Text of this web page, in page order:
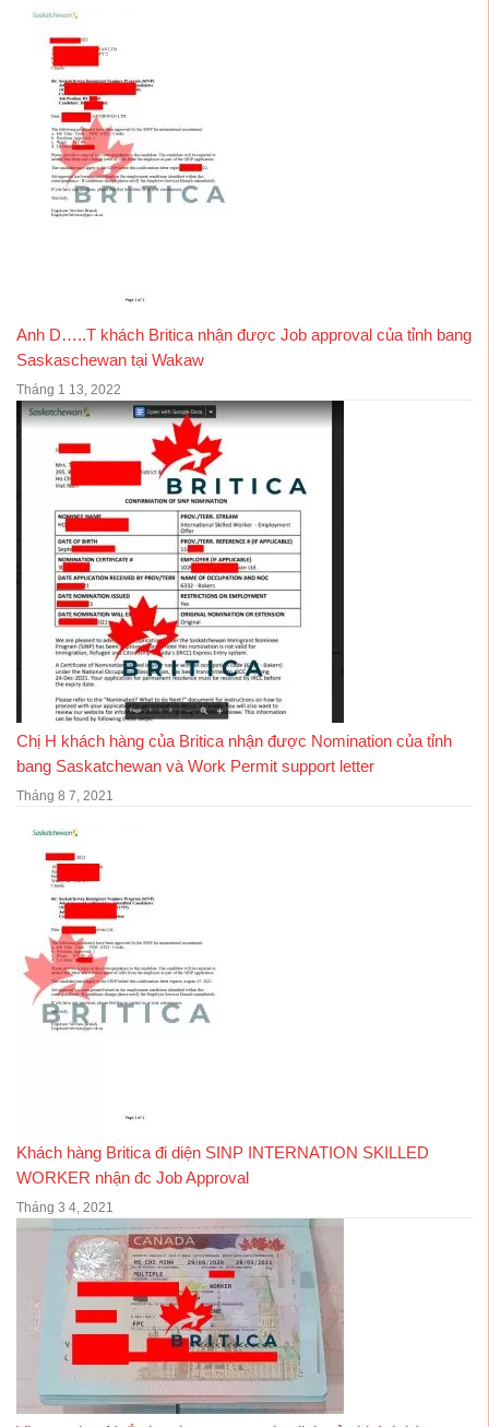
Anh D…..T khách Britica nhận được Job approval của tỉnh bang
Saskaschewan tại Wakaw
Tháng 1 13, 2022
Chị H khách hàng của Britica nhận được Nomination của tỉnh
bang Saskatchewan và Work Permit support letter
Tháng 8 7, 2021
Khách hàng Britica đi diện SINP INTERNATION SKILLED
WORKER nhận đc Job Approval
Tháng 3 4, 2021